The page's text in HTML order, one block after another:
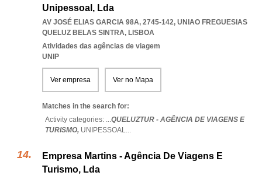
Unipessoal, Lda
AV JOSÉ ELIAS GARCIA 98A, 2745-142, UNIAO FREGUESIAS
QUELUZ BELAS SINTRA, LISBOA
Atividades das agências de viagem
UNIP
Ver empresa Ver no Mapa
Matches in the search for:
Activity categories: ...QUELUZTUR - AGÊNCIA DE VIAGENS E
TURISMO, UNIPESSOAL...
Empresa Martins - Agência De Viagens E
Turismo, Lda